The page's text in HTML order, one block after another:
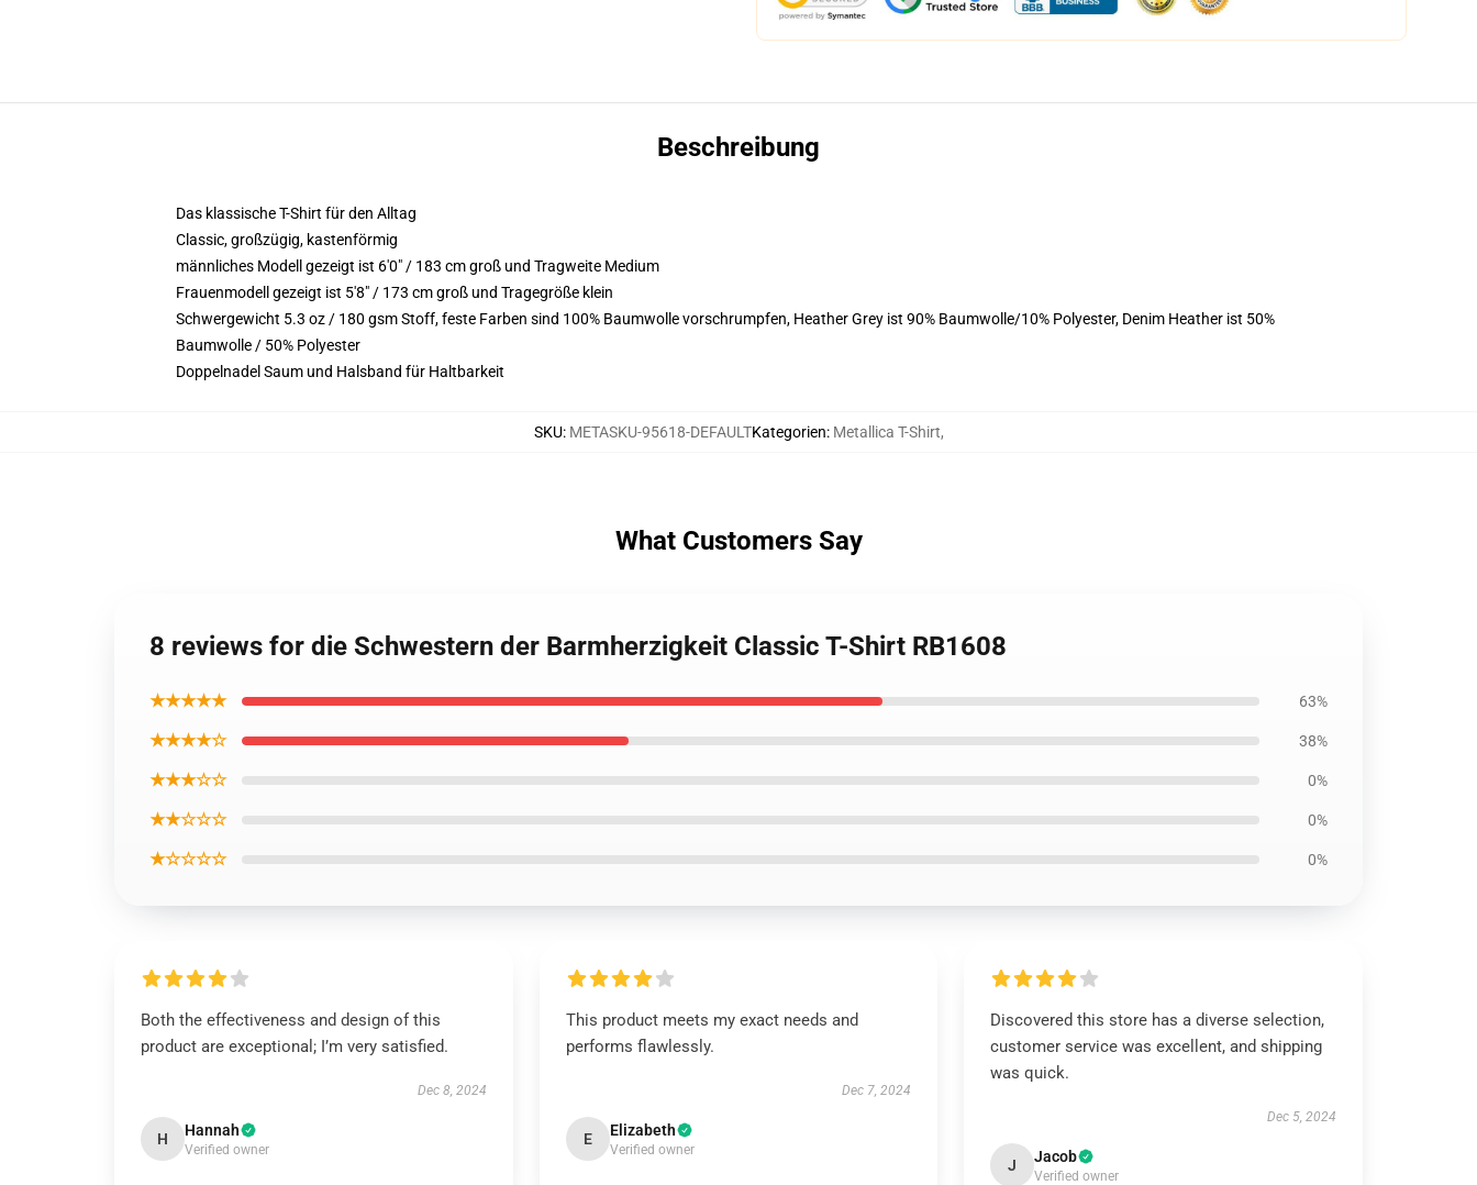
Beschreibung
Das klassische T-Shirt für den Alltag
Classic, großzügig, kastenförmig
männliches Modell gezeigt ist 6'0" / 183 cm groß und Tragweite Medium
Frauenmodell gezeigt ist 5'8" / 173 cm groß und Tragegröße klein
Schwergewicht 5.3 oz / 180 gsm Stoff, feste Farben sind 100% Baumwolle vorschrumpfen, Heather Grey ist 90% Baumwolle/10% Polyester, Denim Heather ist 50%
Baumwolle / 50% Polyester
Doppelnadel Saum und Halsband für Haltbarkeit
SKU: METASKU-95618-DEFAULTKategorien: Metallica T-Shirt,
What Customers Say
8 reviews for die Schwestern der Barmherzigkeit Classic T-Shirt RB1608
★★★★★ 63%
★★★★☆ 38%
★★★☆☆ 0%
★★☆☆☆ 0%
★☆☆☆☆ 0%
Both the effectiveness and design of this
product are exceptional; I’m very satisfied.
Dec 8, 2024
H Hannah
Verified owner
This product meets my exact needs and
performs flawlessly.
Dec 7, 2024
E Elizabeth
Verified owner
Discovered this store has a diverse selection,
customer service was excellent, and shipping
was quick.
Dec 5, 2024
J Jacob
Verified owner